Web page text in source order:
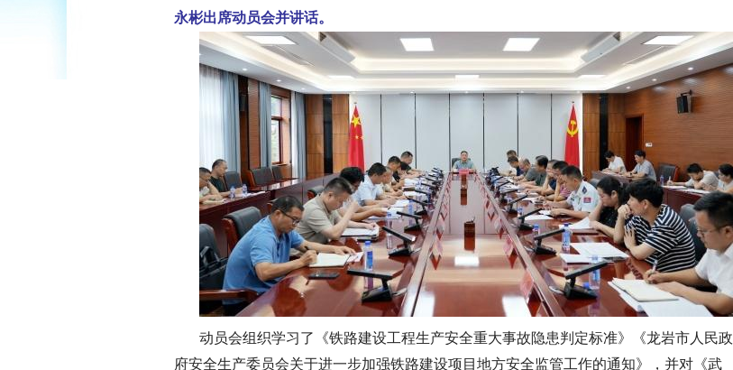
永彬出席动员会并讲话。
动员会组织学习了《铁路建设工程生产安全重大事故隐患判定标准》《龙岩市人民政
府安全生产委员会关于进一步加强铁路建设项目地方安全监管工作的通知》，并对《武